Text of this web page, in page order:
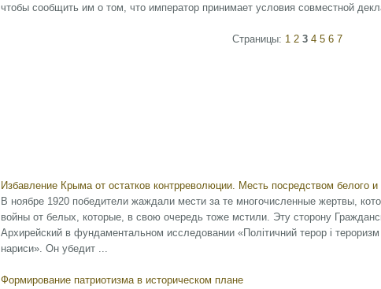
чтобы сообщить им о том, что император принимает условия совместной
Страницы: 1 2 3 4 5 6 7
Избавление Крыма от остатков контрреволюции. Месть посредством белого и
В ноябре 1920 победители жаждали мести за те многочисленные жертвы,
войны от белых, которые, в свою очередь тоже мстили. Эту сторону
Архирейский в фундаментальном исследовании «Політичний терор і тероризм
нариси». Он убедит ...
Формирование патриотизма в историческом плане